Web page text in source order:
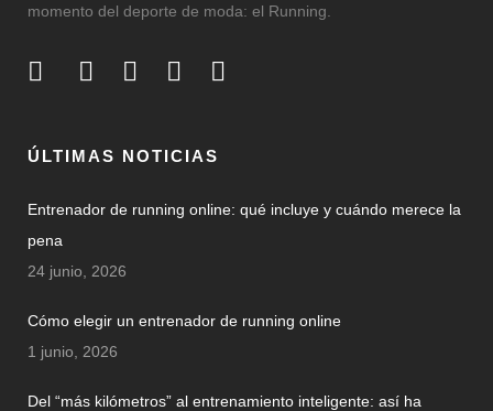
momento del deporte de moda: el Running.
ÚLTIMAS NOTICIAS
Entrenador de running online: qué incluye y cuándo merece la
pena
24 junio, 2026
Cómo elegir un entrenador de running online
1 junio, 2026
Del “más kilómetros” al entrenamiento inteligente: así ha